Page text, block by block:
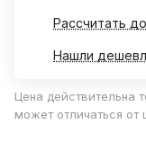
Рассчитать
Нашли
Цена действительна
может отличаться от